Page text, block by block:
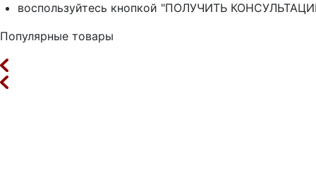
воспользуйтесь кнопкой "ПОЛУЧИТЬ
Популярные товары